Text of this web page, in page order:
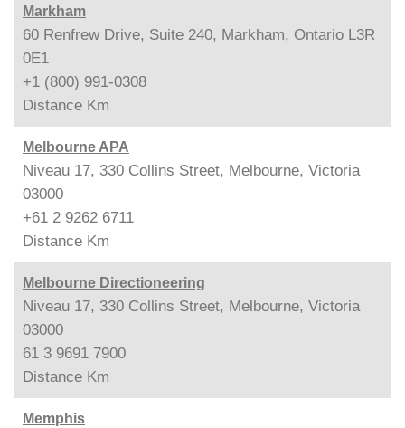
Markham
60 Renfrew Drive, Suite 240, Markham, Ontario L3R
0E1
+1 (800) 991-0308
Distance Km
Melbourne APA
Niveau 17, 330 Collins Street, Melbourne, Victoria
03000
+61 2 9262 6711
Distance Km
Melbourne Directioneering
Niveau 17, 330 Collins Street, Melbourne, Victoria
03000
61 3 9691 7900
Distance Km
Memphis